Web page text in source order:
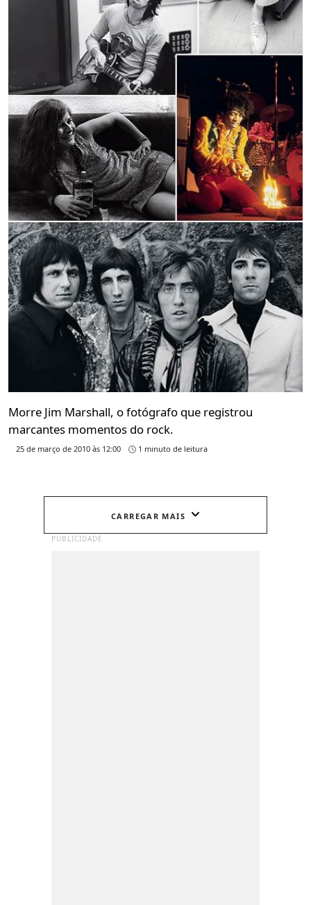
Morre Jim Marshall, o fotógrafo que registrou
marcantes momentos do rock.
25 de março de 2010 às 12:00 1 minuto de leitura
CARREGAR MAIS
PUBLICIDADE